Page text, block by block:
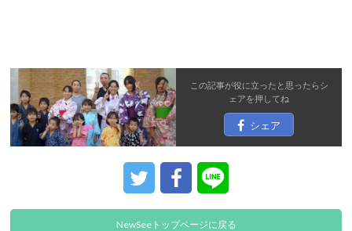
この記事が役に立ったと思ったらシ
ェアを押してね
シェア
NewSeeトップページに戻る